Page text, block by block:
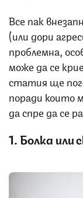
Все пак
(или дори
проблемна,
може да се
статия ще
поради които
да спре да се
1. Болка или